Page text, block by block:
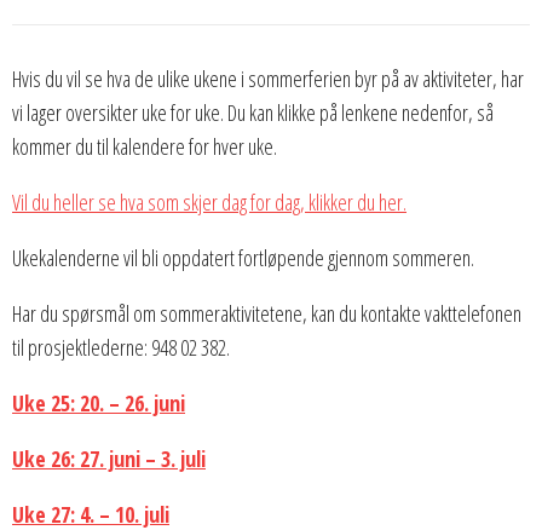
Hvis du vil se hva de ulike ukene i sommerferien byr på av aktiviteter, har
vi lager oversikter uke for uke. Du kan klikke på lenkene nedenfor, så
kommer du til kalendere for hver uke.
Vil du heller se hva som skjer dag for dag, klikker du her.
Ukekalenderne vil bli oppdatert fortløpende gjennom sommeren.
Har du spørsmål om sommeraktivitetene, kan du kontakte vakttelefonen
til prosjektlederne: 948 02 382.
Uke 25: 20. – 26. juni
Uke 26: 27. juni – 3. juli
Uke 27: 4. – 10. juli